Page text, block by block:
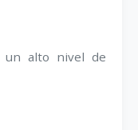
un alto nivel de